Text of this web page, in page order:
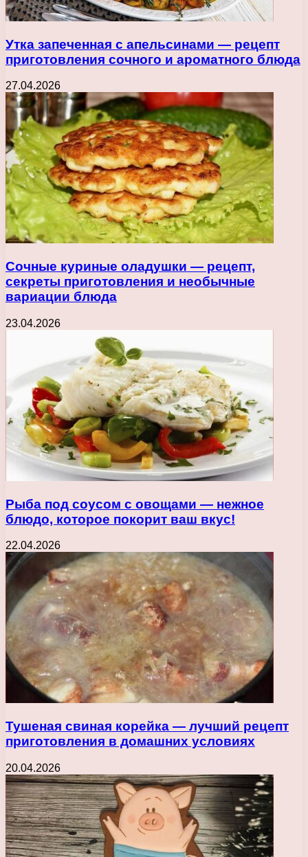
Утка запеченная с апельсинами — рецепт
приготовления сочного и ароматного блюда
27.04.2026
Сочные куриные оладушки — рецепт,
секреты приготовления и необычные
вариации блюда
23.04.2026
Рыба под соусом с овощами — нежное
блюдо, которое покорит ваш вкус!
22.04.2026
Тушеная свиная корейка — лучший рецепт
приготовления в домашних условиях
20.04.2026